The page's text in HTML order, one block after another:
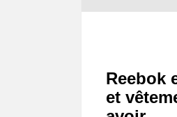
Reebok
et